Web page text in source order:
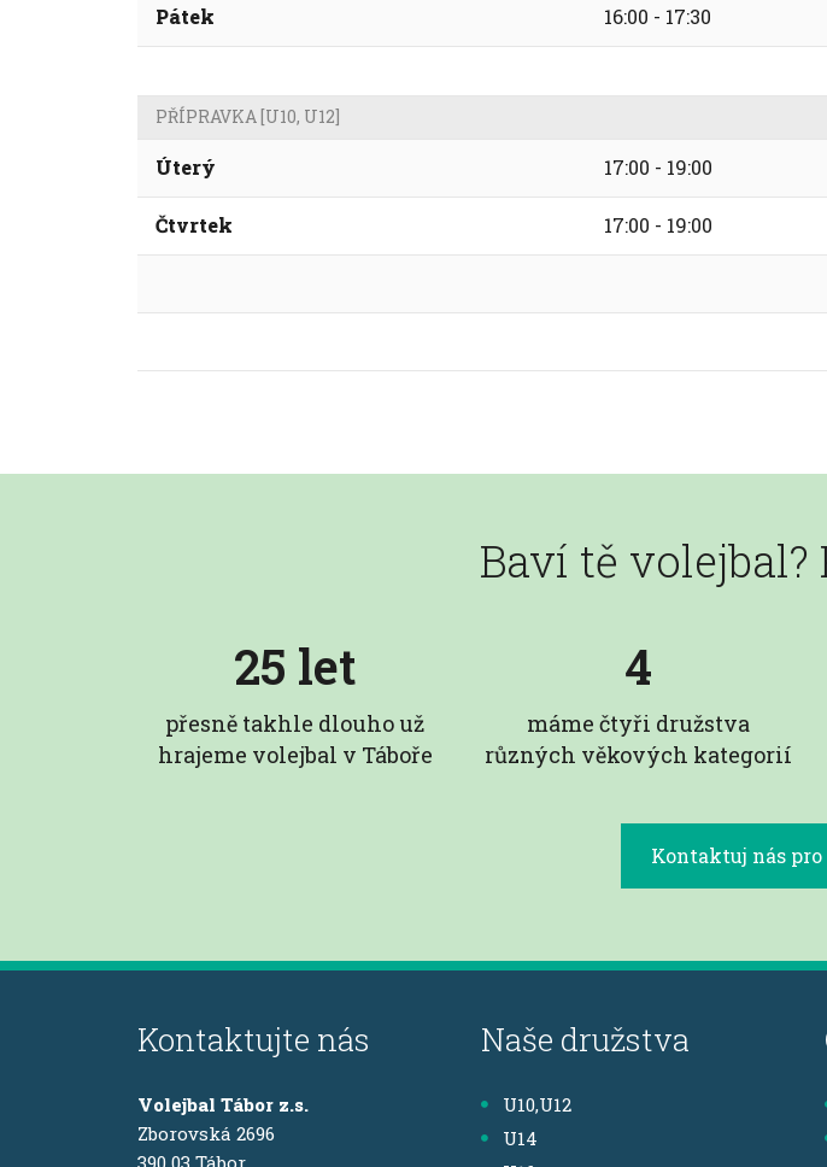
Pátek 16:00 - 17:30
PŘÍPRAVKA [U10, U12]
Úterý 17:00 - 19:00
Čtvrtek 17:00 - 19:00
Baví tě volejbal?
25 let
přesně takhle dlouho už
hrajeme volejbal v Táboře
4
máme čtyři družstva
různých věkových kategorií
Kontaktuj nás
Kontaktujte nás
Volejbal Tábor z.s.
Zborovská 2696
390 03 Tábor
Naše družstva
U10,U12
U14